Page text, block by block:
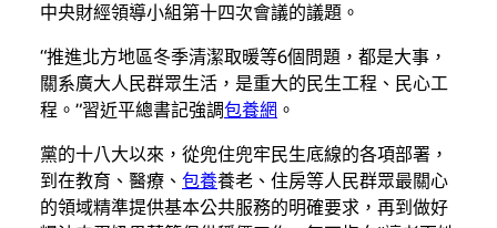
中央財經領導小組第十四次會議的議題。
“推進北方地區冬季清潔取暖等6個問題，都是大事，
關系廣大人民群眾生活，是重大的民生工程、民心工
程。”習近平總書記強調包養網 。
黨的十八大以來，從兜住兜牢民生底線的各項部署，
到在教育、醫療、 包養養老、住房等人民群眾最關心
的領域精準提供基本公共服務的明確要求，再到做好